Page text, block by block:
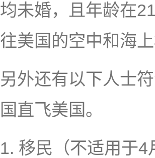
均未婚，且年龄在
往美国的空中和海
另外还有以下人士
国直飞美国。
1. 移民（不适用于